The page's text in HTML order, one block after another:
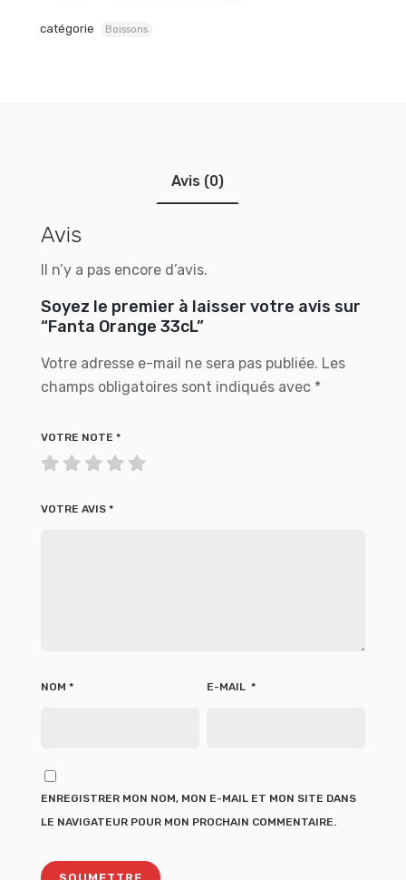
catégorie Boissons
Avis (0)
Avis
Il n’y a pas encore d’avis.
Soyez le premier à laisser votre avis sur
“Fanta Orange 33cL”
Votre adresse e-mail ne sera pas publiée. Les
champs obligatoires sont indiqués avec *
VOTRE NOTE *
VOTRE AVIS *
NOM * E-MAIL *
ENREGISTRER MON NOM, MON E-MAIL ET MON SITE DANS
LE NAVIGATEUR POUR MON PROCHAIN COMMENTAIRE.